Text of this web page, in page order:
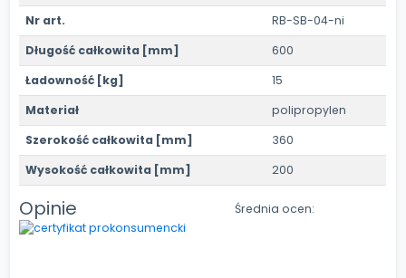
Nr art.
RB-SB-04-ni
Długość całkowita [mm]
600
Ładowność [kg]
15
Materiał
polipropylen
Szerokość całkowita [mm]
360
Wysokość całkowita [mm]
200
Opinie Średnia ocen: